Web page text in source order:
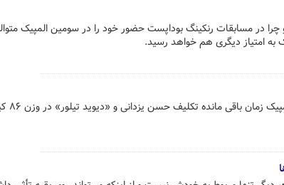
چرا در مسابقات رنکینگ بوداپست حضور خود را در سومین المپیک
در حالی که